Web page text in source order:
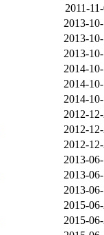
2011-
2013-
2013-
2013-
2014-
2014-
2014-
2012-
2012-
2012-
2013-
2013-
2013-
2015-
2015-